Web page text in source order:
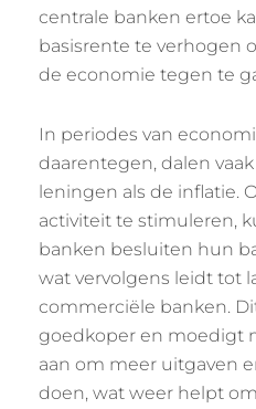
centrale banken ertoe
basisrente te verhogen
de economie tegen te
In periodes van
daarentegen, dalen
leningen als de inflatie.
activiteit te stimuleren,
banken besluiten hun
wat vervolgens leidt tot
commerciële banken.
goedkoper en moedigt
aan om meer uitgaven
doen, wat weer helpt